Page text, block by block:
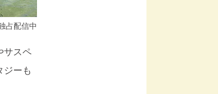
占配信中
サスペ
ジーも